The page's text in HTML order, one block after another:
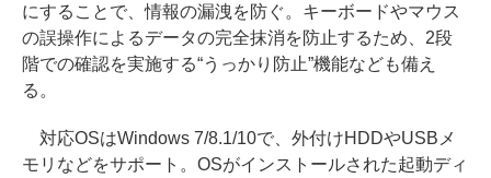
にすることで、情報の漏洩を防ぐ。キーボードやマウス
の誤操作によるデータの完全抹消を防止するため、2段
階での確認を実施する“うっかり防止”機能なども備え
る。
対応OSはWindows 7/8.1/10で、外付けHDDやUSBメ
モリなどをサポート。OSがインストールされた起動ディ